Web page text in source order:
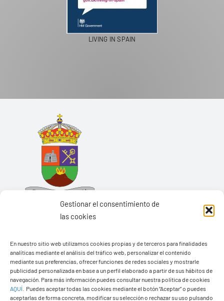
Gestionar el consentimiento de
las cookies
En nuestro sitio web utilizamos cookies propias y de terceros para finalidades
analíticas mediante el análisis del tráfico web, personalizar el contenido
mediante sus preferencias, ofrecer funciones de redes sociales y mostrarle
publicidad personalizada en base a un perfil elaborado a partir de sus hábitos de
navegación. Para más información puedes consultar nuestra política de cookies
AQUÍ
Puedes aceptar todas las cookies mediante el botón “Aceptar” o puedes
aceptarlas de forma concreta, modificar su selección o rechazar su uso pulsando
LIVING IN SPAIN
Ayuntamiento de Yaiza
Pza. de Los Remedios, 1
35570 – Yaiza
Tel:928 83 62 20